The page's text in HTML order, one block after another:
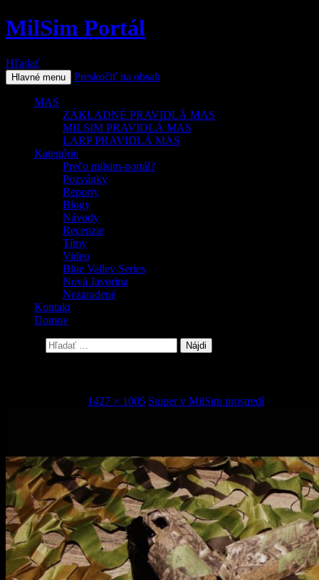
MilSim Portál
Hľadať
Hlavné menu Preskočiť na obsah
MAS
ZÁKLADNÉ PRAVIDLÁ MAS
MILSIM PRAVIDLÁ MAS
LARP PRAVIDLÁ MAS
Kategórie
Prečo milsim-portál?
Pozvánky
Reporty
Blogy
Návody
Recenzie
Tímy
Video
Blue Valley Series
Nová Javorina
Nezaradené
Kontakt
Domov
1427 × 1005 Sniper v MilSim prostredí